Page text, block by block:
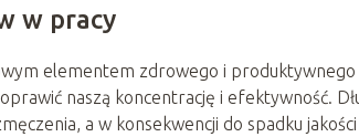
w pracy
elementem zdrowego i produktywnego
naszą koncentrację i efektywność.
a w konsekwencji do spadku